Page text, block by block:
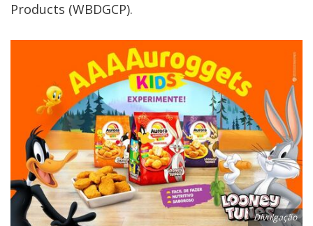
Products (WBDGCP).
Divulgação